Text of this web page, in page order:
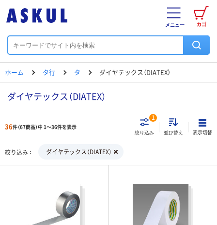
カゴ
メニュー
ホーム タ行 タ ダイヤテックス（DIATEX）
ダイヤテックス（DIATEX）
36件（67商品）中 1～36件を表示
絞り込み
1
並び替え 表示切替
絞り込み ダイヤテックス（DIATEX）